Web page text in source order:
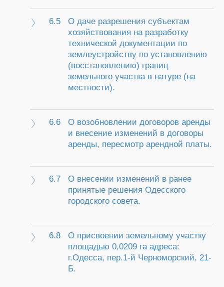
6.5
О даче разрешения субъектам
хозяйствования на разработку
технической документации по
землеустройству по установлению
(восстановлению) границ
земельного участка в натуре (на
местности).
6.6
О возобновлении договоров аренды
и внесение изменений в договоры
аренды, пересмотр арендной платы.
6.7
О внесении изменений в ранее
принятые решения Одесского
городского совета.
6.8
О присвоении земельному участку
площадью 0,0209 га адреса:
г.Одесса, пер.1-й Черноморский, 21-
Б.